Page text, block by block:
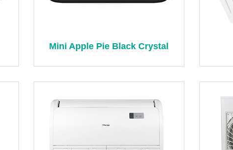
Mini Apple Pie Black Crystal